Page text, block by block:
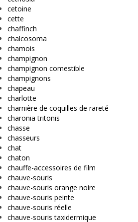
cetoine
cette
chaffinch
chalcosoma
chamois
champignon
champignon comestible
champignons
chapeau
charlotte
charnière de coquilles de rareté
charonia tritonis
chasse
chasseurs
chat
chaton
chauffe-accessoires de film
chauve-souris
chauve-souris orange noire
chauve-souris peinte
chauve-souris réelle
chauve-souris taxidermique